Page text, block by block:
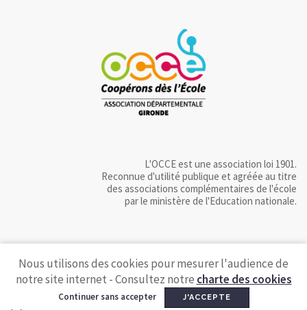
L'OCCE est une association loi 1901.
Reconnue d'utilité publique et agréée au titre
des associations complémentaires de l'école
par le ministère de l'Education nationale.
Nous utilisons des cookies pour mesurer l'audience de
notre site internet - Consultez notre charte des cookies
Continuer sans accepter J'ACCEPTE